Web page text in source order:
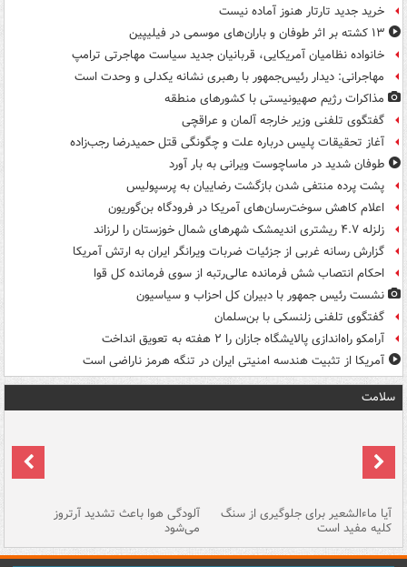
خرید جدید تارتار هنوز آماده نیست
۱۳ کشته بر اثر طوفان و باران‌های موسمی در فیلیپین
خانواده نظامیان آمریکایی، قربانیان جدید سیاست مهاجرتی ترامپ
مهاجرانی: دیدار رئیس‌جمهور با رهبری نشانه یکدلی و وحدت است
مذاکرات رژیم صهیونیستی با کشورهای منطقه
گفتگوی تلفنی وزیر خارجه آلمان و عراقچی
آغاز تحقیقات پلیس درباره علت و چگونگی قتل حمیدرضا رجب‌زاده
طوفان شدید در ماساچوست ویرانی به بار آورد
پشت پرده منتفی شدن بازگشت رضاییان به پرسپولیس
اعلام کاهش سوخت‌رسان‌های آمریکا در فرودگاه بن‌گوریون
زلزله ۴.۷ ریشتری اندیمشک شهرهای شمال خوزستان را لرزاند
گزارش رسانه غربی از جزئیات ضربات ویرانگر ایران به ارتش آمریکا
احکام انتصاب شش فرمانده عالی‌رتبه از سوی فرمانده کل قوا
نشست رئیس جمهور با دبیران کل احزاب و سیاسیون
گفتگوی تلفنی زلنسکی با بن‌سلمان
آرامکو راه‌اندازی پالایشگاه جازان را ۲ هفته به تعویق انداخت
آمریکا از تثبیت هندسه امنیتی ایران در تنگه هرمز ناراضی است
سلامت
آیا ماءالشعیر برای جلوگیری از سنگ
کلیه مفید است
آلودگی هوا باعث تشدید آرتروز
می‌شود